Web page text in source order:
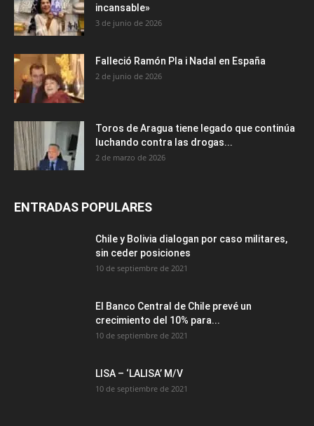
incansable»
3 de junio de 2026
Falleció Ramón Pla i Nadal en España
2 de junio de 2026
Toros de Aragua tiene legado que continúa
luchando contra las drogas...
2 de marzo de 2026
ENTRADAS POPULARES
Chile y Bolivia dialogan por caso militares,
sin ceder posiciones
10 de septiembre de 2021
El Banco Central de Chile prevé un
crecimiento del 10% para...
10 de septiembre de 2021
LISA – ‘LALISA’ M/V
10 de septiembre de 2021